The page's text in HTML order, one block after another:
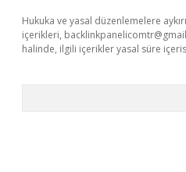
Hukuka ve yasal düzenlemelere
içerikleri,
halinde, ilgili içerikler yasal süre